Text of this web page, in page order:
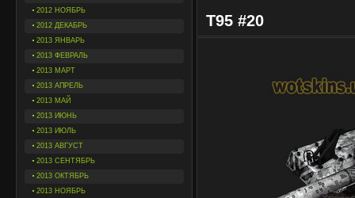
2012 НОЯБРЬ
2012 ДЕКАБРЬ
2013 ЯНВАРЬ
2013 ФЕВРАЛЬ
2013 МАРТ
2013 АПРЕЛЬ
2013 МАЙ
2013 ИЮНЬ
2013 ИЮЛЬ
2013 АВГУСТ
2013 СЕНТЯБРЬ
2013 ОКТЯБРЬ
2013 НОЯБРЬ
T95 #20